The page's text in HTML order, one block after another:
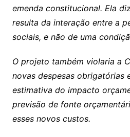
emenda constitucional. Ela
resulta da interação entre a
sociais, e não de uma
O projeto também violaria a
novas despesas obrigatórias
estimativa do impacto
previsão de fonte
esses novos custos.